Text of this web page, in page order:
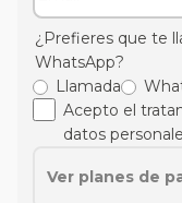
¿Prefieres que te
WhatsApp?
Llamada
Acepto el
datos
Ver planes de